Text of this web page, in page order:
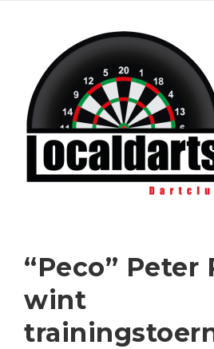
“Peco” Peter
wint